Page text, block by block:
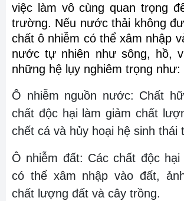
việc làm vô cùng quan trọng
trường. Nếu nước thải không
chất ô nhiễm có thể xâm nhập
nước tự nhiên như sông, hồ,
những hệ lụy nghiêm trọng như:
Ô nhiễm nguồn nước: Chất
chất độc hại làm giảm chất
chết cá và hủy hoại hệ sinh thái
Ô nhiễm đất: Các chất độc
có thể xâm nhập vào đất,
chất lượng đất và cây trồng.